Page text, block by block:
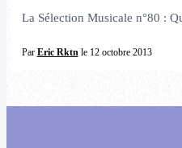
La Sélection Musicale n°80 :
Par Eric Rktnle 12 octobre 2013